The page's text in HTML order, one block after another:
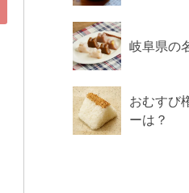
岐阜県の
おむすび
ーは？